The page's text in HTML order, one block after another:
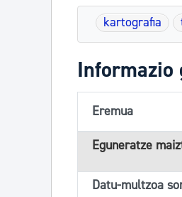
kartografia
Informazio
Eremua
Eguneratze
Datu-multzoa